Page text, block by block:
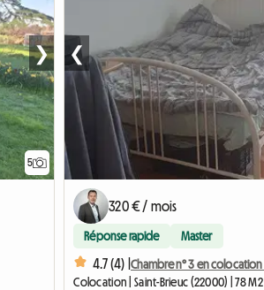
5
❯ ❮
320 € / mois
Réponse rapide Master
4.7 (4) |
Colocation | Saint-Brieuc (22000) | 78 M2